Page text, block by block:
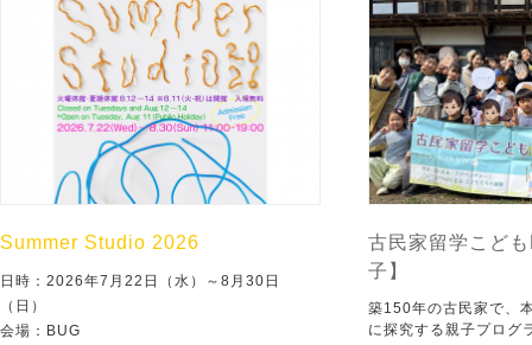
Summer Studio 2026
日時：2026年7月22日（水）～8月30日
（日）
会場：BUG
古民家留学こど
子】
築150年の古民家で、
に探究する親子プログ